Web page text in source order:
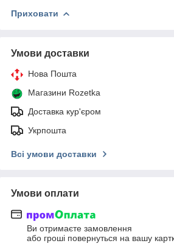
Приховати
Умови доставки
Нова Пошта
Магазини Rozetka
Доставка кур'єром
Укрпошта
Всі умови доставки
Умови оплати
Ви отримаєте замовлення
або гроші повернуться на вашу